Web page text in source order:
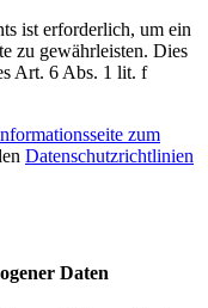
ist erforderlich, um ein
zu gewährleisten. Dies
Art. 6 Abs. 1 lit. f
zum
Datenschutzrichtlinien
Daten